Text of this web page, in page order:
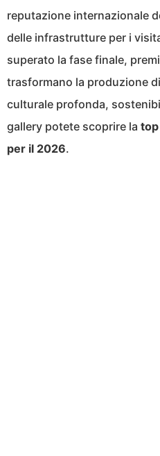
reputazione internazionale
delle infrastrutture per i
superato la fase finale,
trasformano la produzione
culturale profonda,
gallery potete scoprire la top
per il 2026.